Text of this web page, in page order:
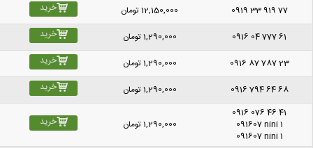
0919 33 919 77
12,150,000تومان خرید
0916 04 777 61
1,290,000تومان خرید
0916 87 787 23
1,290,000تومان خرید
0916 794 64 68
1,290,000تومان
خرید
0916 076 46 41
091607 nini 1
091607 nini 1
1,290,000تومان خرید